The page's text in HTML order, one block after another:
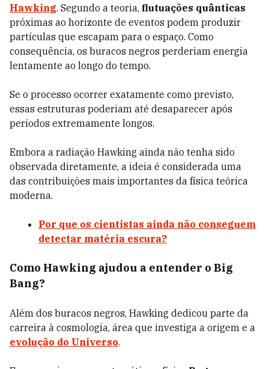
Hawking. Segundo a teoria, flutuações quânticas
próximas ao horizonte de eventos podem produzir
partículas que escapam para o espaço. Como
consequência, os buracos negros perderiam energia
lentamente ao longo do tempo.
Se o processo ocorrer exatamente como previsto,
essas estruturas poderiam até desaparecer após
períodos extremamente longos.
Embora a radiação Hawking ainda não tenha sido
observada diretamente, a ideia é considerada uma
das contribuições mais importantes da física teórica
moderna.
Por que os cientistas ainda não conseguem
detectar matéria escura?
Como Hawking ajudou a entender o Big
Bang?
Além dos buracos negros, Hawking dedicou parte da
carreira à cosmologia, área que investiga a origem e a
evolução do Universo.